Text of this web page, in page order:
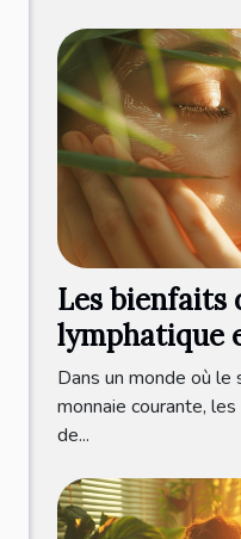
Les bienfaits
lymphatique
japonais
Dans un monde où
monnaie courante,
de...